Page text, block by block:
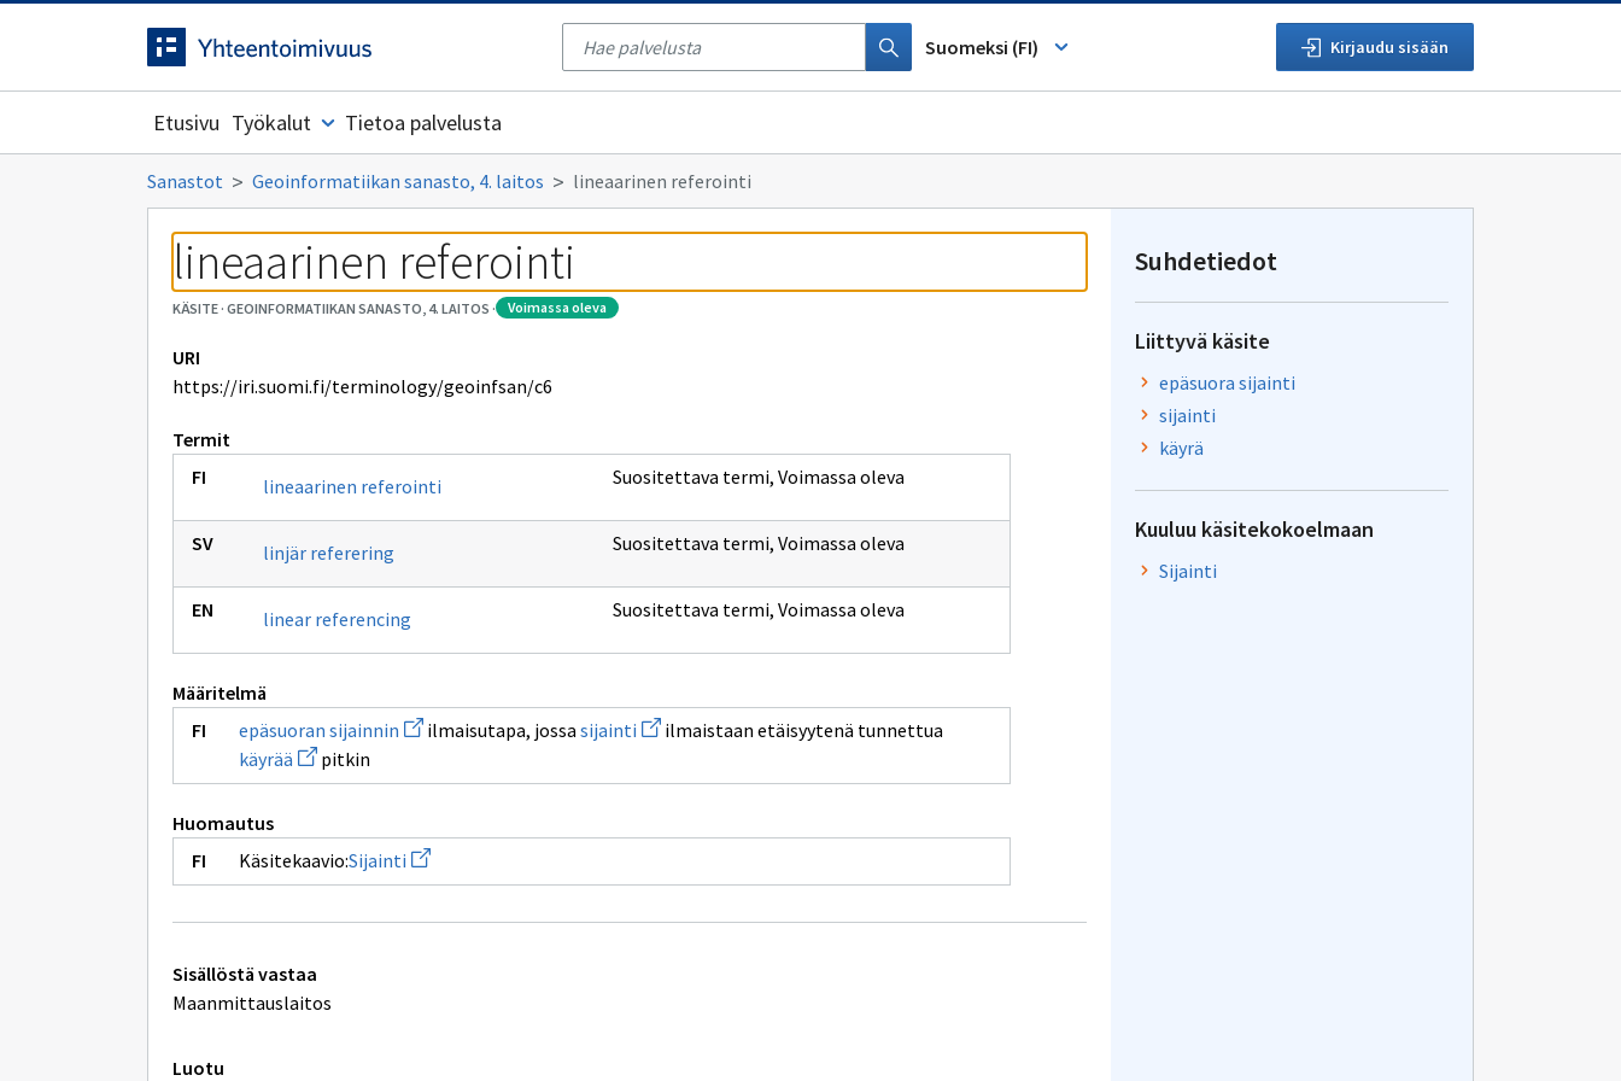
Siirrytty
Tyhjennä
haku
Suomeksi (FI) Kirjaudu sisään
Etusivu Työkalut Tietoa palvelusta
Sanastot Geoinformatiikan sanasto, 4. laitos lineaarinen referointi
lineaarinen referointi
KÄSITE· GEOINFORMATIIKAN SANASTO, 4. LAITOS · voimassa oleva
URI
https://iri.suomi.fi/terminology/geoinfsan/c6
Termit
lineaarinen referointi
Suositettava termi, Voimassa oleva
linjär referering Suositettava termi, Voimassa oleva
linear referencing Suositettava termi, Voimassa oleva
Määritelmä
epäsuoran sijainnin Avaa
uuden
sivulle
ilmaisutapa, jossa sijainti Avaa
uuden
sivulle
ilmaistaan etäisyytenä tunnettua
käyrää Avaa
uuden
ikkunan
pitkin
Huomautus
Käsitekaavio:Sijainti Avaa
uuden
ikkunan
Tekniset
lisätiedot
Sisällöstä vastaa
Maanmittauslaitos
Luotu
Suhdetiedot
Liittyvä käsite
epäsuora sijainti
sijainti
käyrä
Kuuluu käsitekokoelmaan
Sijainti